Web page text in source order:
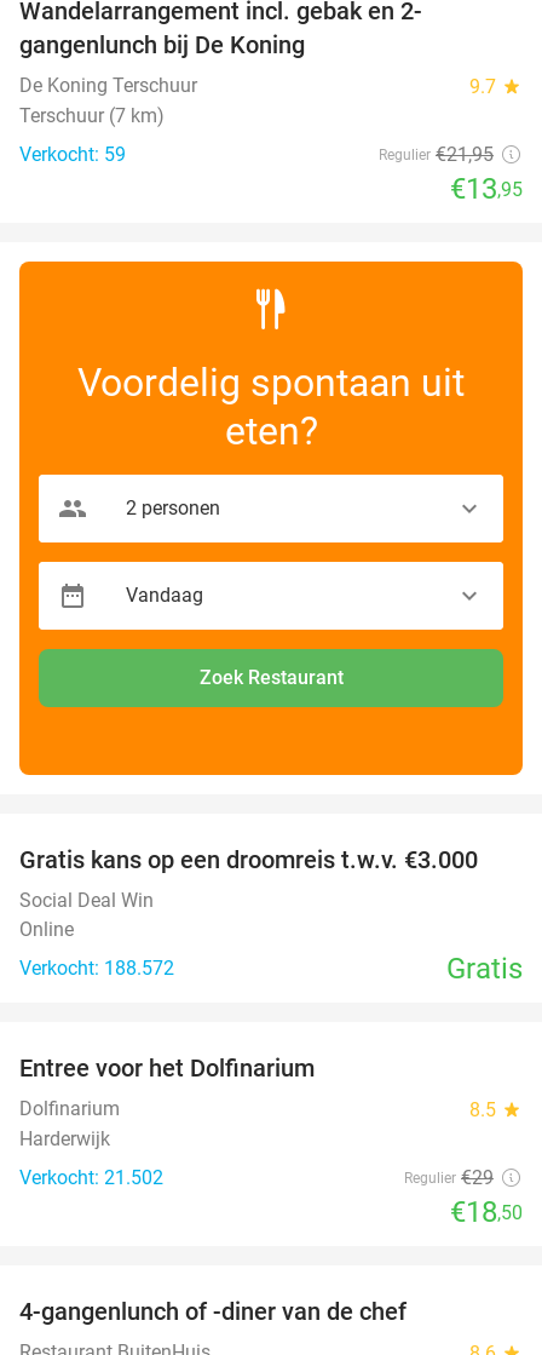
Wandelarrangement incl. gebak en 2-
gangenlunch bij De Koning
De Koning Terschuur 9.7 star
Terschuur (7 km)
Verkocht: 59
Regulier €21,95
€13,95
Voordelig spontaan uit
eten?
Zoek Restaurant
Gratis kans op een droomreis t.w.v. €3.000
Social Deal Win
Online
Verkocht: 188.572
Gratis
Entree voor het Dolfinarium
Dolfinarium 8.5 star
Harderwijk
Verkocht: 21.502
Regulier €29
€18,50
4-gangenlunch of -diner van de chef